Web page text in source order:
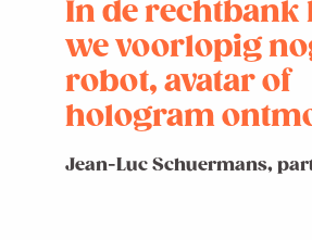
In de rechtbank
we voorlopig
robot, avatar of
hologram
Jean-Luc Schuermans,